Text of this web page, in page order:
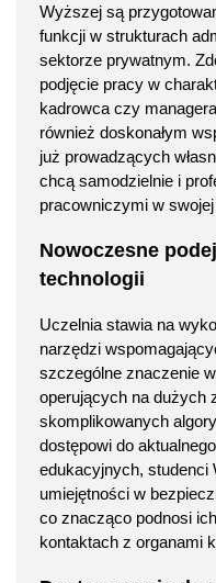
Wyższej są
funkcji w strukturach
sektorze prywatnym.
podjęcie pracy w
kadrowca czy
również doskonałym
już prowadzących
chcą samodzielnie i
pracowniczymi w
Nowoczesne
technologii
Uczelnia stawia na
narzędzi
szczególne znaczenie
operujących na dużych
skomplikowanych
dostępowi do
edukacyjnych, studenci
umiejętności w
co znacząco podnosi
kontaktach z organami